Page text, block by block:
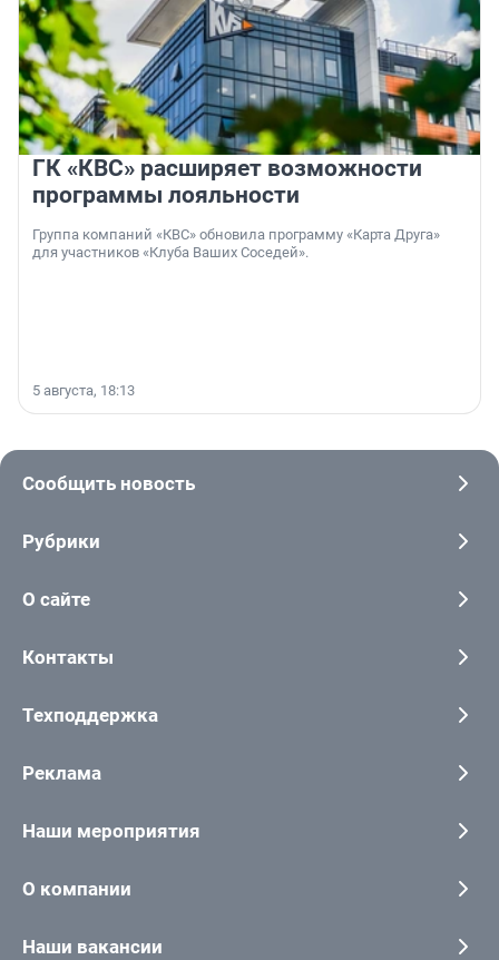
ГК «КВС» расширяет возможности
программы лояльности
Группа компаний «КВС» обновила программу «Карта Друга»
для участников «Клуба Ваших Соседей».
5 августа, 18:13
Сообщить новость
Рубрики
О сайте
Контакты
Техподдержка
Реклама
Наши мероприятия
О компании
Наши вакансии